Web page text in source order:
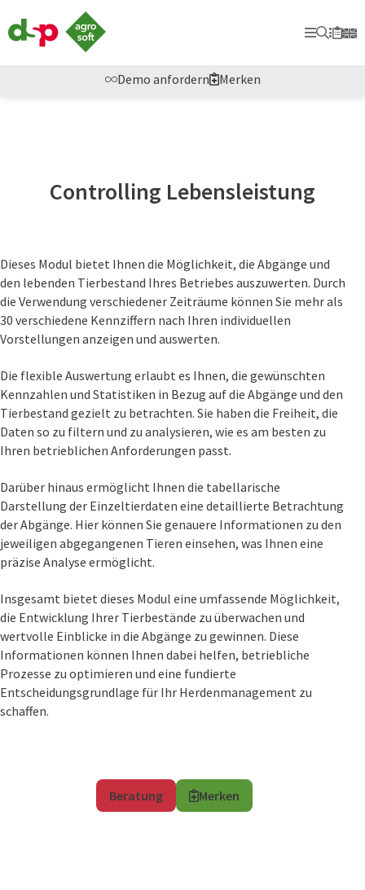
System.
Primary
Suche
Demo anfordern Merken
Controlling Lebensleistung
Dieses Modul bietet Ihnen die Möglichkeit, die Abgänge und
den lebenden Tierbestand Ihres Betriebes auszuwerten. Durch
die Verwendung verschiedener Zeiträume können Sie mehr als
30 verschiedene Kennziffern nach Ihren individuellen
Vorstellungen anzeigen und auswerten.
Die flexible Auswertung erlaubt es Ihnen, die gewünschten
Kennzahlen und Statistiken in Bezug auf die Abgänge und den
Tierbestand gezielt zu betrachten. Sie haben die Freiheit, die
Daten so zu filtern und zu analysieren, wie es am besten zu
Ihren betrieblichen Anforderungen passt.
Darüber hinaus ermöglicht Ihnen die tabellarische
Darstellung der Einzeltierdaten eine detaillierte Betrachtung
der Abgänge. Hier können Sie genauere Informationen zu den
jeweiligen abgegangenen Tieren einsehen, was Ihnen eine
präzise Analyse ermöglicht.
Insgesamt bietet dieses Modul eine umfassende Möglichkeit,
die Entwicklung Ihrer Tierbestände zu überwachen und
wertvolle Einblicke in die Abgänge zu gewinnen. Diese
Informationen können Ihnen dabei helfen, betriebliche
Prozesse zu optimieren und eine fundierte
Entscheidungsgrundlage für Ihr Herdenmanagement zu
schaffen.
Beratung Merken